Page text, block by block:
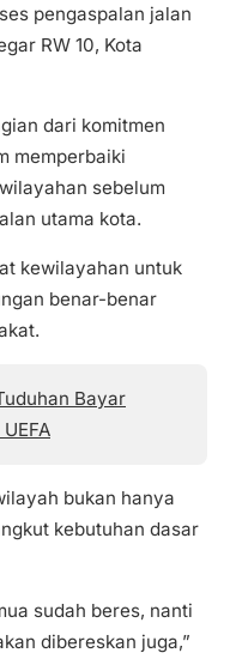
pengaspalan jalan
RW 10, Kota
dari komitmen
memperbaiki
sebelum
utama kota.
kewilayahan untuk
benar-benar
Bayar
bukan hanya
kebutuhan dasar
sudah beres, nanti
dibereskan juga,”